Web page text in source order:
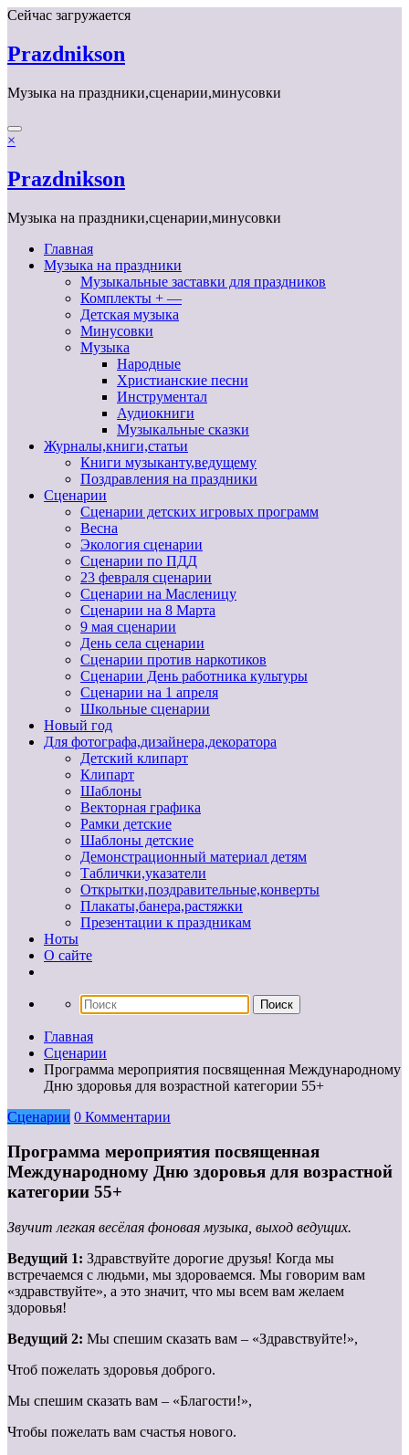
Перейти
содержимому
Сейчас загружается
Prazdnikson
Музыка на праздники,сценарии,минусовки
×
Prazdnikson
Музыка на праздники,сценарии,минусовки
Главная
Музыка на праздники
Музыкальные заставки для праздников
Комплекты + —
Детская музыка
Минусовки
Музыка
Народные
Христианские песни
Инструментал
Аудиокниги
Музыкальные сказки
Журналы,книги,статьи
Книги музыканту,ведущему
Поздравления на праздники
Сценарии
Сценарии детских игровых программ
Весна
Экология сценарии
Сценарии по ПДД
23 февраля сценарии
Сценарии на Масленицу
Сценарии на 8 Марта
9 мая сценарии
День села сценарии
Сценарии против наркотиков
Сценарии День работника культуры
Сценарии на 1 апреля
Школьные сценарии
Новый год
Для фотографа,дизайнера,декоратора
Детский клипарт
Клипарт
Шаблоны
Векторная графика
Рамки детские
Шаблоны детские
Демонстрационный материал детям
Таблички,указатели
Открытки,поздравительные,конверты
Плакаты,банера,растяжки
Презентации к праздникам
Ноты
О сайте
Главная
Сценарии
Программа мероприятия посвященная Международному
Дню здоровья для возрастной категории 55+
Сценарии 0 Комментарии
Программа мероприятия посвященная
Международному Дню здоровья для возрастной
категории 55+
Звучит легкая весёлая фоновая музыка, выход ведущих.
Ведущий 1: Здравствуйте дорогие друзья! Когда мы
встречаемся с людьми, мы здороваемся. Мы говорим вам
«здравствуйте», а это значит, что мы всем вам желаем
здоровья!
Ведущий 2: Мы спешим сказать вам – «Здравствуйте!»,
Чтоб пожелать здоровья доброго.
Мы спешим сказать вам – «Благости!»,
Чтобы пожелать вам счастья нового.